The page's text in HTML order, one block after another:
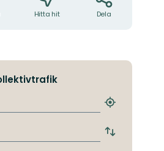
Hitta hit Dela
Hitta
hållplats
Byt